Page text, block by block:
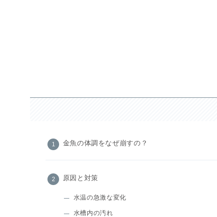
金魚の体調をなぜ崩すの？
原因と対策
水温の急激な変化
水槽内の汚れ